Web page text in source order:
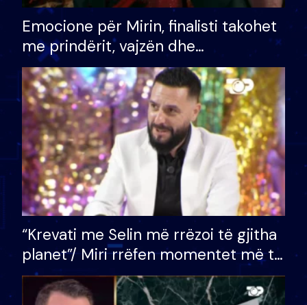
Emocione për Mirin, finalisti takohet
me prindërit, vajzën dhe
bashkëshorten: S’kemi ndonjë letër
divorci apo jo?
“Krevati me Selin më rrëzoi të gjitha
planet”/ Miri rrëfen momentet më të
bukura në shtëpinë e BB VIP: Do më
mungojë zilja e mëngjesit kur…